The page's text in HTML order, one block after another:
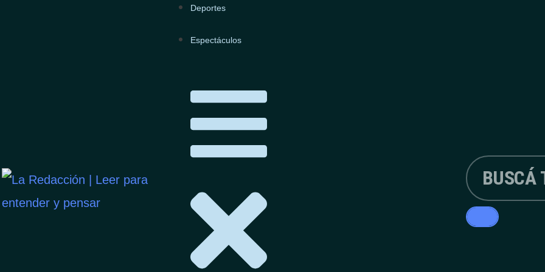
Deportes
Espectáculos
presidencial
cumplida su
Foto: Web.
PIDIERON QUE SE
RESTRICCIÓN
EL JUICIO CONTRA PITY
ÁLVAREZ SE INICIARÁ EL 10